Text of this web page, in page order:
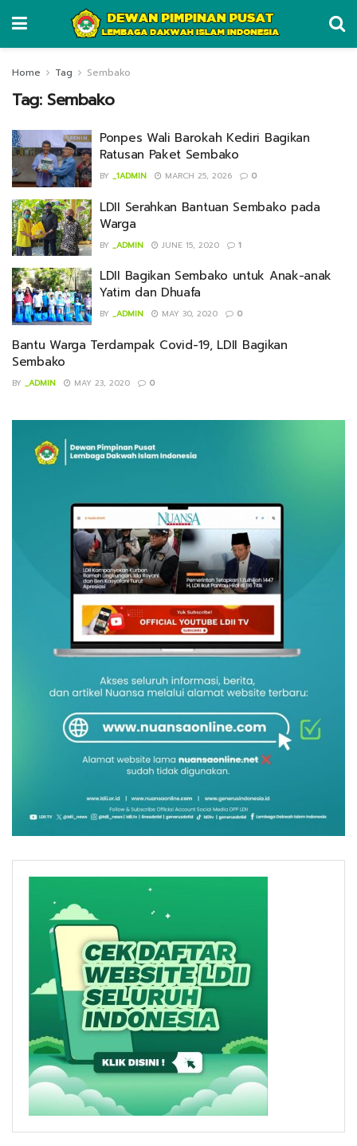
Home Tag Sembako
Tag: Sembako
Ponpes Wali Barokah Kediri Bagikan
Ratusan Paket Sembako
BY _1ADMIN MARCH 25, 2026 0
LDII Serahkan Bantuan Sembako pada
Warga
BY _ADMIN JUNE 15, 2020 1
LDII Bagikan Sembako untuk Anak-anak
Yatim dan Dhuafa
BY _ADMIN MAY 30, 2020 0
Bantu Warga Terdampak Covid-19, LDII Bagikan
Sembako
BY _ADMIN MAY 23, 2020 0